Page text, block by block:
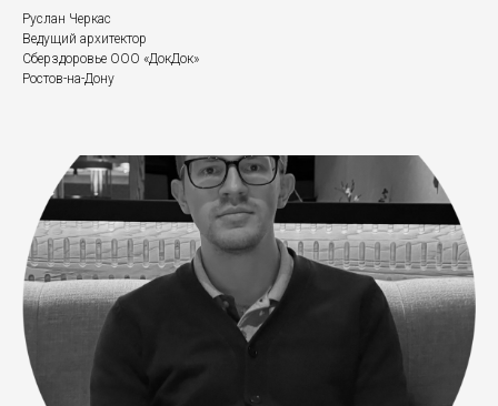
Руслан Черкас
Ведущий архитектор
Сберздоровье ООО «ДокДок»
Ростов-на-Дону